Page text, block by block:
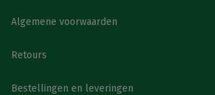
Algemene voorwaarden
Retours
Bestellingen en leveringen